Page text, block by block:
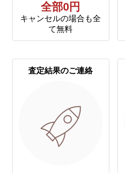
全部0円
キャンセルの場合も全
て無料
査定結果のご連絡